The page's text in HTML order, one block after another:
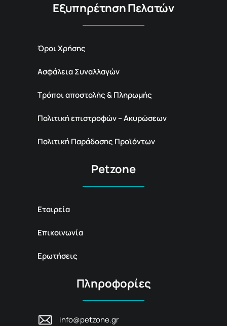
Εξυπηρέτηση Πελατών
Όροι Χρήσης
Ασφάλεια Συναλλαγών
Τρόποι αποστολής & Πληρωμής
Πολιτική επιστροφών – Ακυρώσεων
Πολιτική Παράδοσης Προϊόντων
Petzone
Εταιρεία
Επικοινωνία
Ερωτήσεις
Πληροφορίες
info@petzone.gr